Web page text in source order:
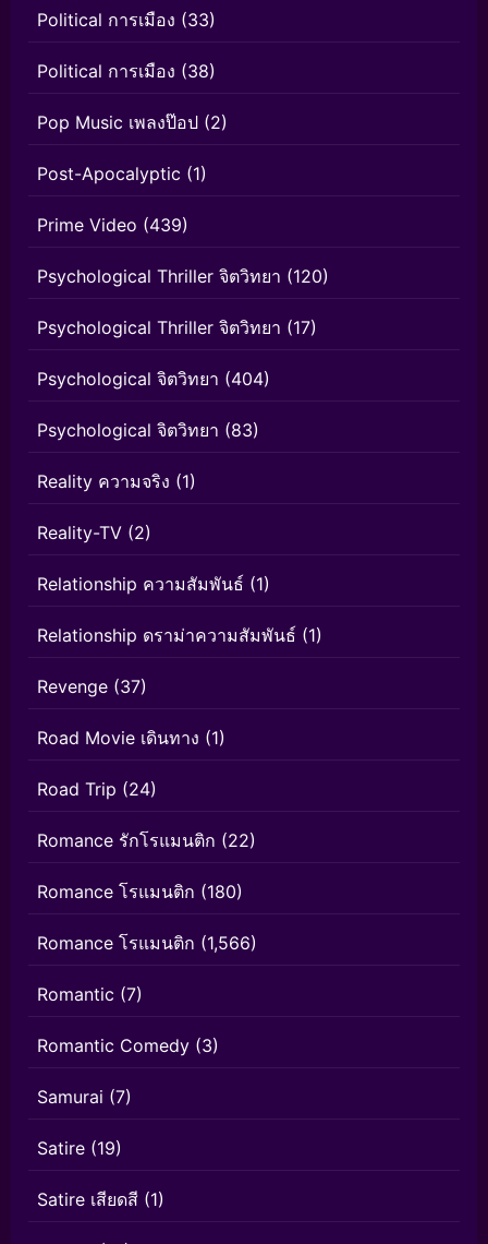
Political การเมือง (33)
Political การเมือง (38)
Pop Music เพลงป๊อป (2)
Post-Apocalyptic (1)
Prime Video (439)
Psychological Thriller จิตวิทยา (120)
Psychological Thriller จิตวิทยา (17)
Psychological จิตวิทยา (404)
Psychological จิตวิทยา (83)
Reality ความจริง (1)
Reality-TV (2)
Relationship ความสัมพันธ์ (1)
Relationship ดราม่าความสัมพันธ์ (1)
Revenge (37)
Road Movie เดินทาง (1)
Road Trip (24)
Romance รักโรแมนติก (22)
Romance โรแมนติก (180)
Romance โรแมนติก (1,566)
Romantic (7)
Romantic Comedy (3)
Samurai (7)
Satire (19)
Satire เสียดสี (1)